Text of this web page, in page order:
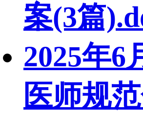
案(3篇
2025年6
医师规